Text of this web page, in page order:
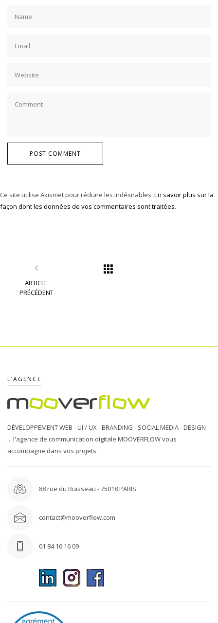
POST COMMENT
Ce site utilise Akismet pour réduire les indésirables. En savoir plus sur la
façon dont les données de vos commentaires sont traitées.
ARTICLE
PRÉCÉDENT
L’AGENCE
DÉVELOPPEMENT WEB - UI / UX - BRANDING - SOCIAL MEDIA - DESIGN
... l'agence de communication digitale MOOVERFLOW vous
accompagne dans vos projets.
88 rue du Ruisseau - 75018 PARIS
contact@mooverflow.com
01 84 16 16 09